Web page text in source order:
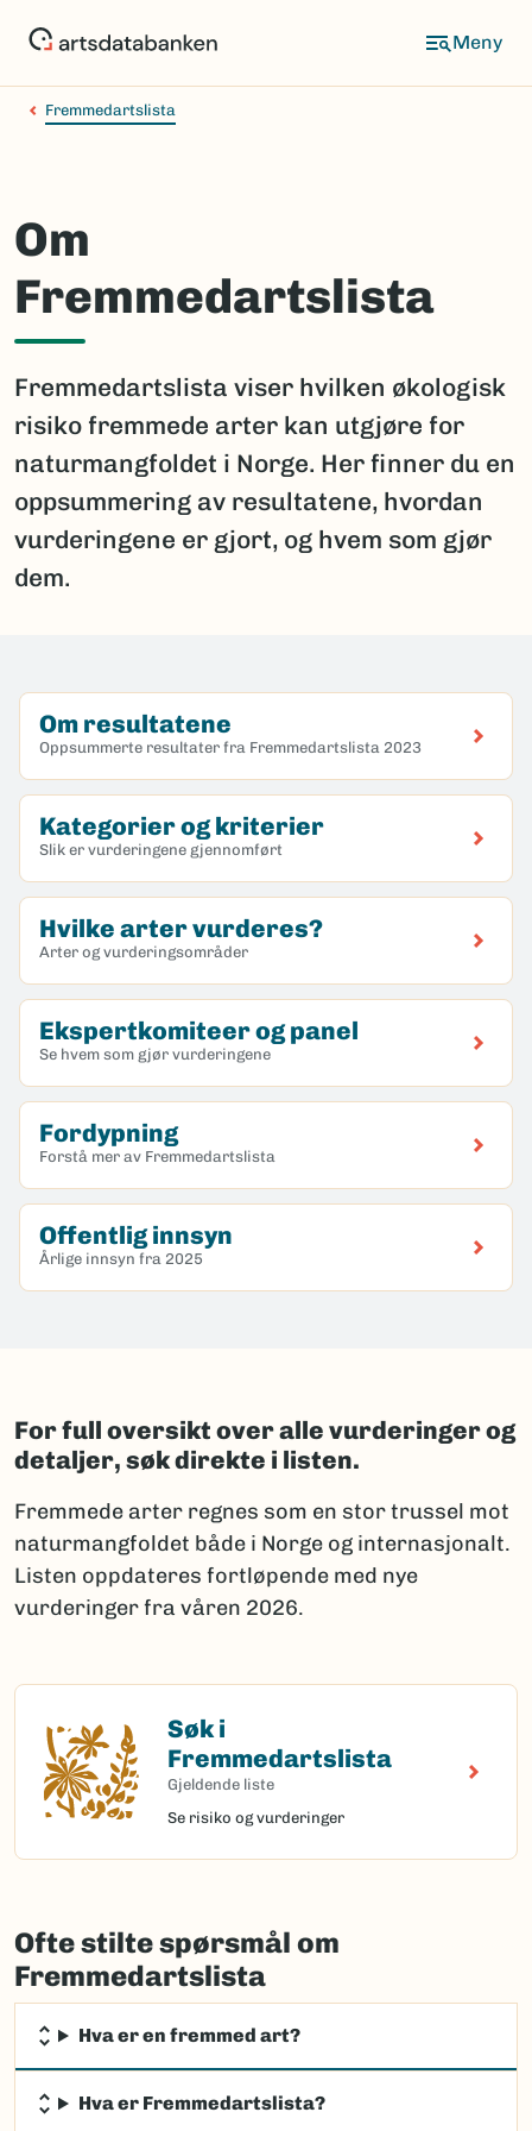
Fremmedartslista
Om
Fremmedartslista
Fremmedartslista viser hvilken økologisk
risiko fremmede arter kan utgjøre for
naturmangfoldet i Norge. Her finner du en
oppsummering av resultatene, hvordan
vurderingene er gjort, og hvem som gjør
dem.
Om resultatene
Oppsummerte resultater fra Fremmedartslista 2023
Kategorier og kriterier
Slik er vurderingene gjennomført
Hvilke arter vurderes?
Arter og vurderingsområder
Ekspertkomiteer og panel
Se hvem som gjør vurderingene
Fordypning
Forstå mer av Fremmedartslista
Offentlig innsyn
Årlige innsyn fra 2025
For full oversikt over alle vurderinger og
detaljer, søk direkte i listen.
Fremmede arter regnes som en stor trussel mot
naturmangfoldet både i Norge og internasjonalt.
Listen oppdateres fortløpende med nye
vurderinger fra våren 2026.
Søk i
Fremmedartslista
Gjeldende liste
Se risiko og vurderinger
Søk i Fremmedartslista
Ofte stilte spørsmål om
Fremmedartslista
Hva er en fremmed art?
Hva er Fremmedartslista?